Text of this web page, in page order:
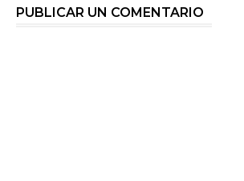
PUBLICAR UN COMENTARIO